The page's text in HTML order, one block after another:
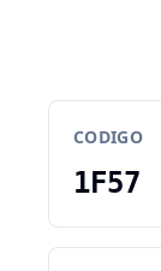
CODIGO
1F57